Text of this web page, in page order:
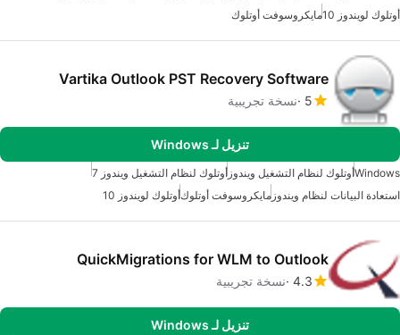
أوتلوك لويندوز 10
مايكروسوفت أوتلوك
Vartika Outlook PST Recovery Software
5 نسخة تجريبية
تنزيل لـ Windows
Windowsأوتلوك لنظام التشغيل ويندوز أوتلوك لنظام التشغيل ويندوز 7
استعادة البيانات لنظام ويندوز مايكروسوفت أوتلوكأوتلوك لويندوز 10
QuickMigrations for WLM to Outlook
4.3 نسخة تجريبية
تنزيل لـ Windows